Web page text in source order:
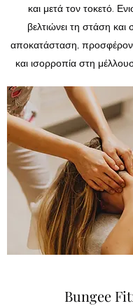
και μετά τον τοκετό.
βελτιώνει τη στάση και
αποκατάσταση,
και ισορροπία στη
Bungee